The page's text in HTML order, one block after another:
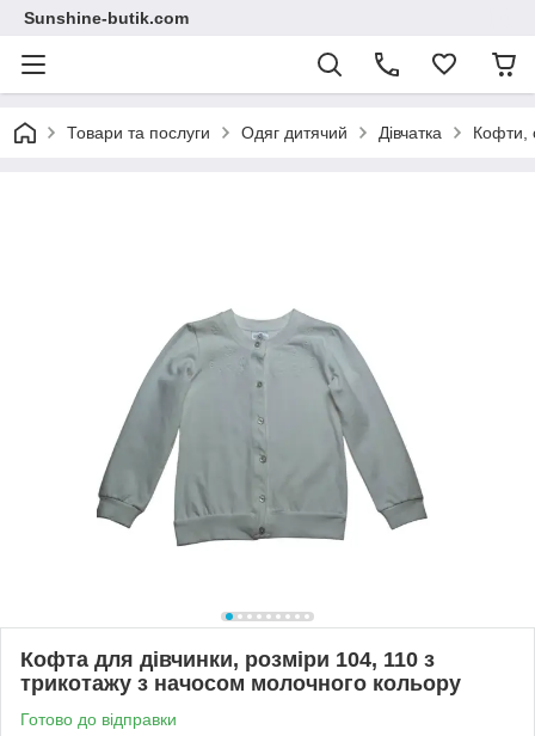
Sunshine-butik.com
Товари та послуги Одяг дитячий Дівчатка Кофти,
Кофта для дівчинки, розміри 104, 110 з
трикотажу з начосом молочного кольору
Готово до відправки